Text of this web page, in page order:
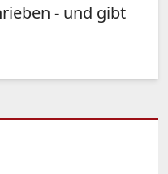
- und gibt